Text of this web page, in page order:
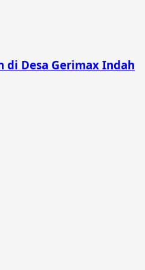
di Desa Gerimax Indah